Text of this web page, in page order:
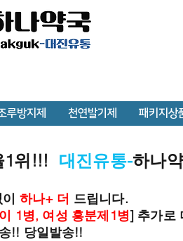
루방지제 천연발기제 패키지상
1위!!! 대진유통-하나
하나+ 더 드립니다.
1병, 여성 흥분제1병] 추가로
!! 당일발송!!